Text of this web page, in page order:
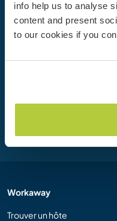
info help us to analyse
content and present
to our cookies if you
Votre
aujourd’hui
Rejoignez dès
Workaway
Trouver un hôte